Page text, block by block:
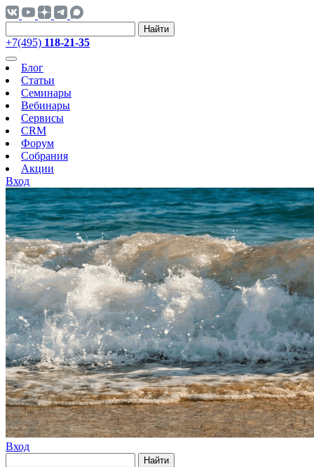
Найти
+7(495) 118-21-35
Блог
Статьи
Семинары
Вебинары
Сервисы
CRM
Форум
Собрания
Акции
Вход
Вход
Найти